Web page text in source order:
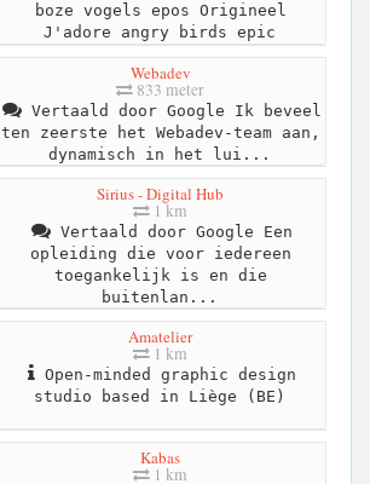
boze vogels epos Origineel
J'adore angry birds epic
Webadev
833 meter
Vertaald door Google Ik beveel
ten zeerste het Webadev-team aan,
dynamisch in het lui...
Sirius - Digital Hub
1 km
Vertaald door Google Een
opleiding die voor iedereen
toegankelijk is en die
buitenlan...
Amatelier
1 km
Open-minded graphic design
studio based in Liège (BE)
Kabas
1 km